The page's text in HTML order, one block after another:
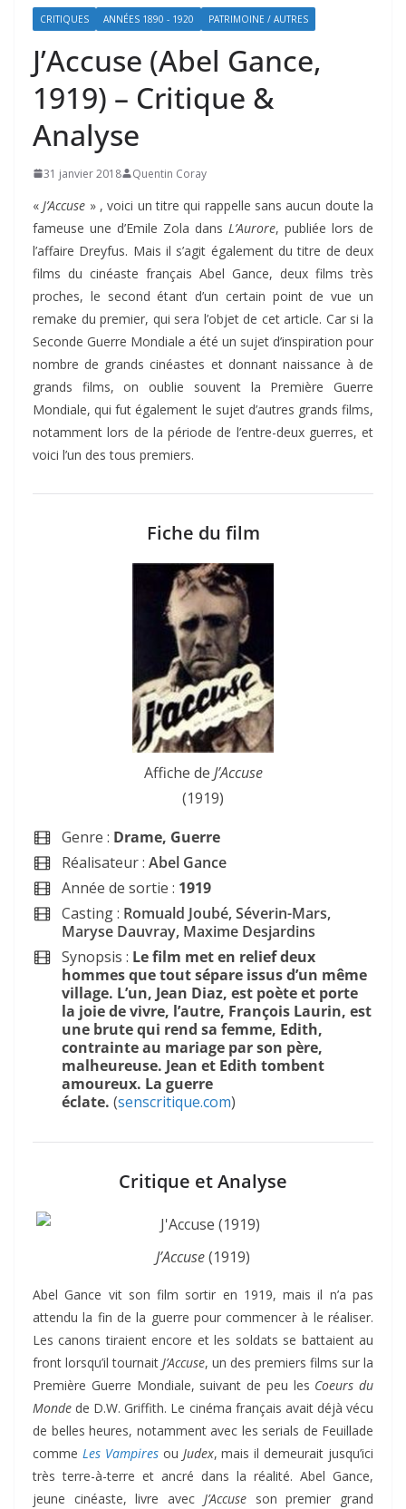
CRITIQUES ANNÉES 1890 - 1920 PATRIMOINE / AUTRES
J’Accuse (Abel Gance,
1919) – Critique &
Analyse
31 janvier 2018 Quentin Coray
«J’Accuse » , voici un titre qui rappelle sans aucun doute la
fameuse une d’Emile Zola dans L’Aurore, publiée lors de
l’affaire Dreyfus. Mais il s’agit également du titre de deux
films du cinéaste français Abel Gance, deux films très
proches, le second étant d’un certain point de vue un
remake du premier, qui sera l’objet de cet article. Car si la
Seconde Guerre Mondiale a été un sujet d’inspiration pour
nombre de grands cinéastes et donnant naissance à de
grands films, on oublie souvent la Première Guerre
Mondiale, qui fut également le sujet d’autres grands films,
notamment lors de la période de l’entre-deux guerres, et
voici l’un des tous premiers.
Fiche du film
Affiche de J’Accuse
(1919)
Genre : Drame, Guerre
Réalisateur : Abel Gance
Année de sortie : 1919
Casting : Romuald Joubé, Séverin-Mars,
Maryse Dauvray, Maxime Desjardins
Synopsis : Le film met en relief deux
hommes que tout sépare issus d’un même
village. L’un, Jean Diaz, est poète et porte
la joie de vivre, l’autre, François Laurin, est
une brute qui rend sa femme, Edith,
contrainte au mariage par son père,
malheureuse. Jean et Edith tombent
amoureux. La guerre
éclate. (senscritique.com)
Critique et Analyse
J’Accuse(1919)
Abel Gance vit son film sortir en 1919, mais il n’a pas
attendu la fin de la guerre pour commencer à le réaliser.
Les canons tiraient encore et les soldats se battaient au
front lorsqu’il tournait J’Accuse, un des premiers films sur la
Première Guerre Mondiale, suivant de peu les Coeurs du
Monde de D.W. Griffith. Le cinéma français avait déjà vécu
de belles heures, notamment avec les serials de Feuillade
comme Les Vampiresou Judex, mais il demeurait jusqu’ici
très terre-à-terre et ancré dans la réalité. Abel Gance,
jeune cinéaste, livre avec J’Accuseson premier grand